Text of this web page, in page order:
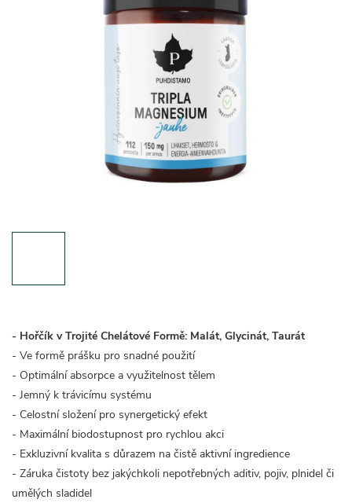
- Hořčík v Trojité Chelátové Formě: Malát, Glycinát, Taurát
- Ve formě prášku pro snadné použití
- Optimální absorpce a využitelnost tělem
- Jemný k trávicímu systému
- Celostní složení pro synergetický efekt
- Maximální biodostupnost pro rychlou akci
- Exkluzivní kvalita s důrazem na čistě aktivní ingredience
- Záruka čistoty bez jakýchkoli nepotřebných aditiv, pojiv, plnidel či
umělých sladidel